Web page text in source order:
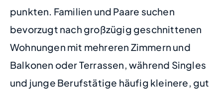
punkten. Familien und Paare suchen
bevorzugt nach großzügig geschnittenen
Wohnungen mit mehreren Zimmern und
Balkonen oder Terrassen, während Singles
und junge Berufstätige häufig kleinere, gut